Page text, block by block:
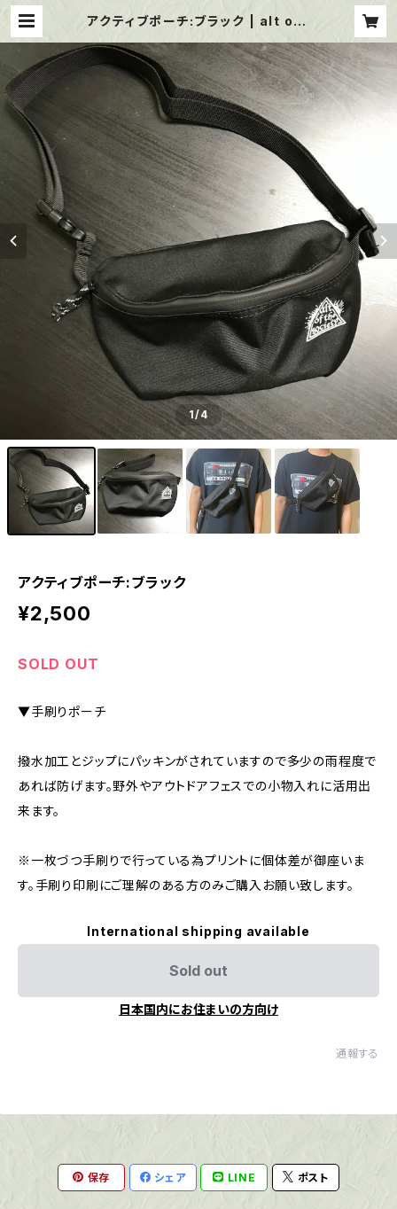
アクティブポーチ:ブラック | alt of t
1/4
アクティブポーチ:ブラック
¥2,500
SOLD OUT
▼手刷りポーチ
撥水加工とジップにパッキンがされていますので多少の雨程度で
あれば防げます。野外やアウトドアフェスでの小物入れに活用出
来ます。
※一枚づつ手刷りで行っている為プリントに個体差が御座いま
す。手刷り印刷にご理解のある方のみご購入お願い致します。
International shipping available
Sold out
日本国内にお住まいの方向け
通報する
保存 シェア LINE ポスト